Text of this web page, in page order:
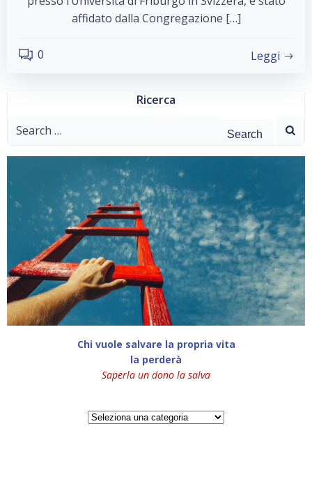
affidato dalla Congregazione […]
0 Leggi
Ricerca
Search
Chi vuole salvare la propria vita
la perderà
Saperla un dono la salva
Categorie